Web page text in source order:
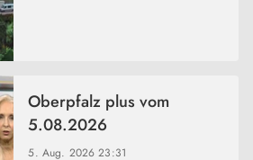
5. Aug. 202623:31
Oberpfalz plus vom
5.08.2026